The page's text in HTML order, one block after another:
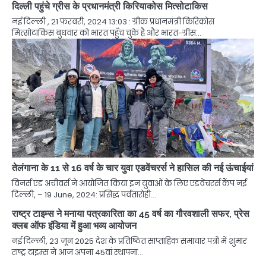
दिल्ली पहुंचे ग्रीस के प्रधानमंत्री किरियाकोस मित्सोटाकिस
नई दिल्ली , 21 फरवरी, 2024 13:03 : ग्रीक प्रधानमंत्री किरिकोस
मित्सोटाकिस बुधवार को भारत पहुँच चुके है और भारत-ग्रीस…
तेलंगाना के 11 से 16 वर्ष के चार युवा एडवेंचरर्स ने हासिल की नई ऊंचाईयां
विनर्स एंड अचीवर्स ने आयोजित किया इन युवाओं के लिए एडवेंचरर्स कैंप नई
दिल्ली, – 19 June, 2024: प्रसिद्ध पर्वतारोही…
राष्ट्र टाइम्स ने मनाया पत्रकारिता का 45 वर्ष का गौरवशाली सफर, प्रेस
क्लब ऑफ इंडिया में हुआ भव्य आयोजन
नई दिल्ली, 23 जून 2025 देश के प्रतिष्ठित साप्ताहिक समाचार पत्रों में शुमार
राष्ट्र टाइम्स ने आज अपना 45वां स्थापना…